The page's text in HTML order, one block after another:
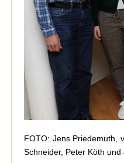
FOTO: Jens Priedemuth,
Schneider, Peter Köth und